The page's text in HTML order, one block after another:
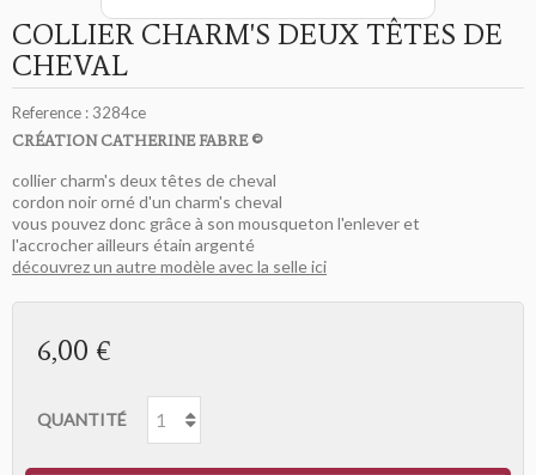
COLLIER CHARM'S DEUX TÊTES DE
CHEVAL
Reference : 3284ce
CRÉATION CATHERINE FABRE ©
collier charm's deux têtes de cheval
cordon noir orné d'un charm's cheval
vous pouvez donc grâce à son mousqueton l'enlever et
l'accrocher ailleurs étain argenté
découvrez un autre modèle avec la selle ici
6,00 €
QUANTITÉ